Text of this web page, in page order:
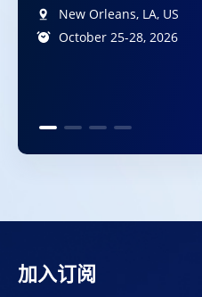
New Orleans, LA, US
October 25-28, 2026
Diplomat Hotel Prague,
Praha 6, CZ
广州, CN 2026年
加入订阅